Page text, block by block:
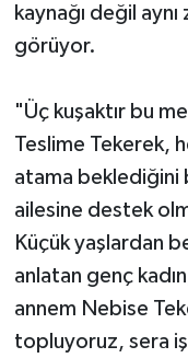
kaynağı değil
görüyor.
"Üç kuşaktır bu
Teslime Tekerek,
atama beklediğini
ailesine destek
Küçük yaşlardan
anlatan genç
annem Nebise
topluyoruz, sera